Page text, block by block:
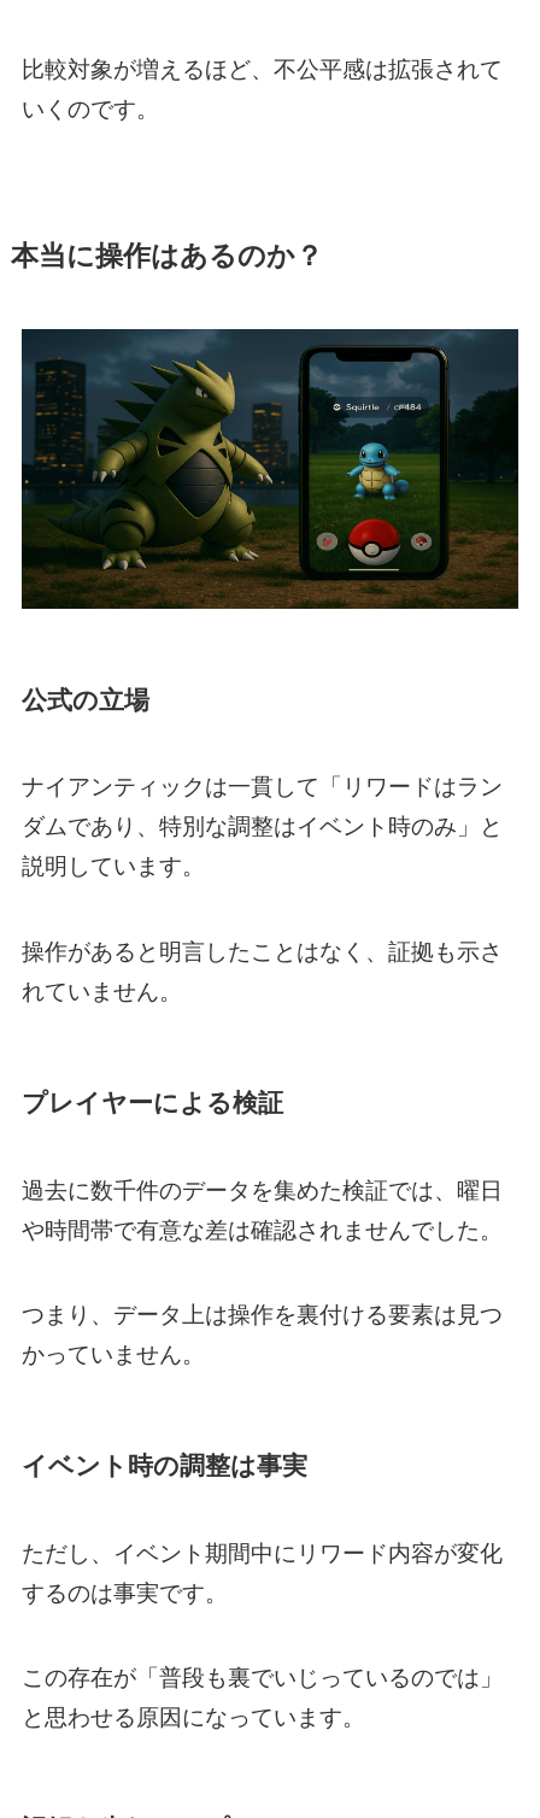
比較対象が増えるほど、不公平感は拡張されて
いくのです。
本当に操作はあるのか？
公式の立場
ナイアンティックは一貫して「リワードはラン
ダムであり、特別な調整はイベント時のみ」と
説明しています。
操作があると明言したことはなく、証拠も示さ
れていません。
プレイヤーによる検証
過去に数千件のデータを集めた検証では、曜日
や時間帯で有意な差は確認されませんでした。
つまり、データ上は操作を裏付ける要素は見つ
かっていません。
イベント時の調整は事実
ただし、イベント期間中にリワード内容が変化
するのは事実です。
この存在が「普段も裏でいじっているのでは」
と思わせる原因になっています。